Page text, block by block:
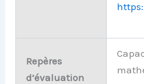
Repères
d’évaluation